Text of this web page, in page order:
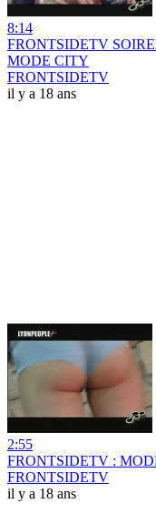
8:14
FRONTSIDETV
MODE CITY
FRONTSIDETV
il y a 18 ans
2:55
FRONTSIDETV :
FRONTSIDETV
il y a 18 ans